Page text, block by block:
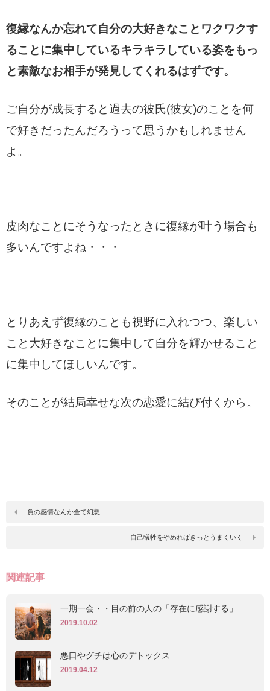
復縁なんか忘れて自分の大好きなことワクワクす
ることに集中しているキラキラしている姿をもっ
と素敵なお相手が発見してくれるはずです。
ご自分が成長すると過去の彼氏(彼女)のことを何
で好きだったんだろうって思うかもしれません
よ。
皮肉なことにそうなったときに復縁が叶う場合も
多いんですよね・・・
とりあえず復縁のことも視野に入れつつ、楽しい
こと大好きなことに集中して自分を輝かせること
に集中してほしいんです。
そのことが結局幸せな次の恋愛に結び付くから。
負の感情なんか全て幻想
自己犠牲をやめればきっとうまくいく
関連記事
一期一会・・目の前の人の「存在に感謝する」
2019.10.02
悪口やグチは心のデトックス
2019.04.12